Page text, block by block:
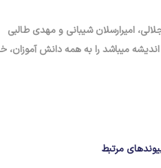
میباشد را به همه دانش
مرتبط